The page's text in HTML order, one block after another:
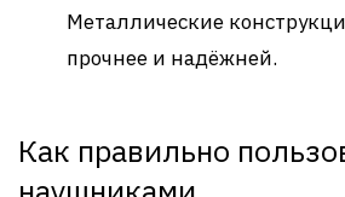
Металлические
прочнее и надёжней.
Как правильно